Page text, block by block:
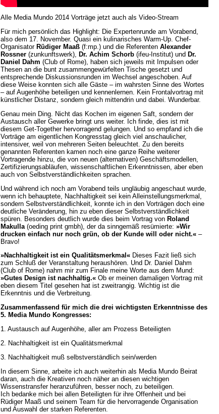
Alle Media Mundo 2014 Vorträge jetzt auch als Video-Stream
Für mich persönlich das Highlight: Die Expertenrunde am Vorabend,
also dem 17. November. Quasi ein kulinarisches Warm-Up. Chef-
Organisator Rüdiger Maaß (f:mp.) und die Referenten Alexander
Rossner (zunkunftswerk), Dr. Achim Schorb (ifeu-Institut) und Dr.
Daniel Dahm (Club of Rome), haben sich jeweils mit Impulsen oder
Thesen an die bunt zusammengewürfelten Tische gesetzt und
entsprechende Diskussionsrunden im Wechsel angeschoben. Auf
diese Weise konnten sich alle Gäste – im wahrsten Sinne des Wortes
– auf Augenhöhe beteiligen und kennenlernen. Kein Frontalvortrag mit
künstlicher Distanz, sondern gleich mittendrin und dabei. Wunderbar.
Genau mein Ding. Nicht das Kochen im eigenen Saft, sondern der
Austausch aller Gewerke bringt uns weiter. Ich finde, dies ist mit
diesem Get-Together hervorragend gelungen. Und so empfand ich die
Vorträge am eigentlichen Kongresstag gleich viel anschaulicher,
intensiver, weil von mehreren Seiten beleuchtet. Zu den bereits
genannten Referenten kamen noch eine ganze Reihe weiterer
Vortragende hinzu, die von neuen (alternativen) Geschäftsmodellen,
Zertifizierungsabläufen, wissenschaftlichen Erkenntnissen, aber eben
auch von Selbstverständlichkeiten sprachen.
Und während ich noch am Vorabend teils ungläubig angeschaut wurde,
wenn ich behauptete, Nachhaltigkeit sei kein Alleinstellungsmerkmal,
sondern Selbstverständlichkeit, konnte ich in den Vorträgen doch eine
deutliche Veränderung, hin zu eben dieser Selbstverständlichkeit
spüren. Besonders deutlich wurde dies beim Vortrag von Roland
Makulla (oeding print gmbh), der da sinngemäß resümierte: »Wir
drucken einfach nur noch grün, ob der Kunde will oder nicht.« –
Bravo!
»Nachhaltigkeit ist ein Qualitätsmerkmal« Dieses Fazit ließ sich
zum Schluß der Veranstaltung heraushören. Und Dr. Daniel Dahm
(Club of Rome) nahm mir zum Finale meine Worte aus dem Mund:
»Gutes Design ist nachhaltig.« Ob er meinen damaligen Vortrag mit
eben diesem Titel gesehen hat ist zweitrangig. Wichtig ist die
Erkenntnis und die Verbreitung.
Zusammenfassend für mich die drei wichtigsten Erkenntnisse des
5. Media Mundo Kongresses:
1. Austausch auf Augenhöhe, aller am Prozess Beteiligten
2. Nachhaltigkeit ist ein Qualitätsmerkmal
3. Nachhaltigkeit muß selbstverständlich sein/werden
In diesem Sinne, arbeite ich auch weiterhin als Media Mundo Beirat
daran, auch die Kreativen noch näher an diesen wichtigen
Wissenstransfer heranzuführen, besser noch, zu beteiligen.
Ich bedanke mich bei allen Beteiligten für ihre Offenheit und bei
Rüdiger Maaß und seinem Team für die hervorragende Organisation
und Auswahl der starken Referenten.